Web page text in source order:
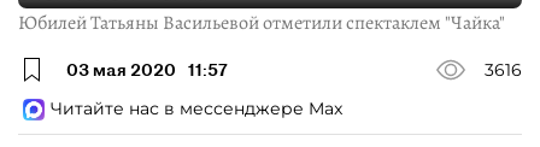
Юбилей Татьяны Васильевой отметили спектаклем "Чайка"
03 мая 2020 11:57
3616
Читайте нас в мессенджере Max